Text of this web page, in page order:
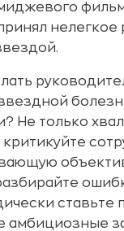
Не только
ставьте
амбициозные